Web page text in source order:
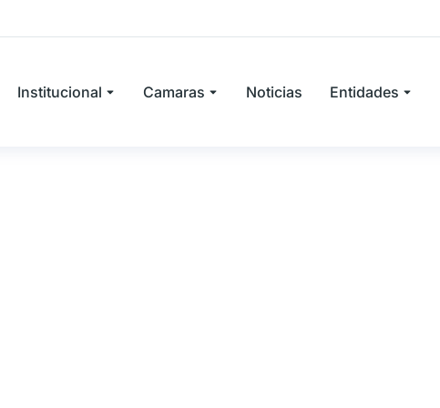
Institucional Camaras Noticias Entidades